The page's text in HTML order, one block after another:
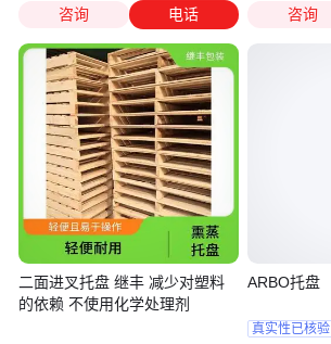
咨询 电话
二面进叉托盘 继丰 减少对塑料
的依赖 不使用化学处理剂
咨询
ARBO托盘
真实性已核验